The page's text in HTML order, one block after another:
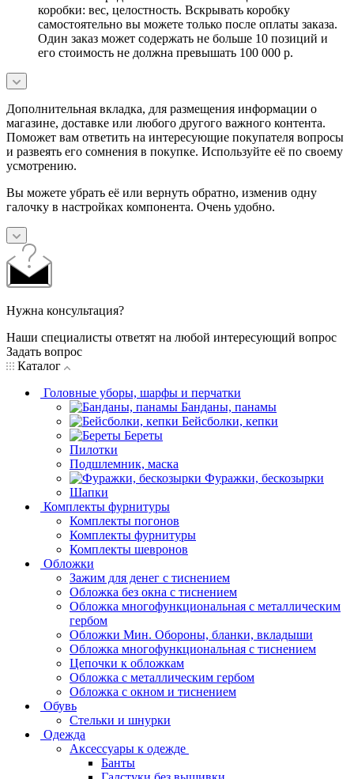
коробки: вес, целостность. Вскрывать коробку
самостоятельно вы можете только после оплаты заказа.
Один заказ может содержать не больше 10 позиций и
его стоимость не должна превышать 100 000 р.
Дополнительная вкладка, для размещения информации о
магазине, доставке или любого другого важного контента.
Поможет вам ответить на интересующие покупателя вопросы
и развеять его сомнения в покупке. Используйте её по своему
усмотрению.
Вы можете убрать её или вернуть обратно, изменив одну
галочку в настройках компонента. Очень удобно.
Нужна консультация?
Наши специалисты ответят на любой интересующий вопрос
Задать вопрос
Каталог
Головные уборы, шарфы и перчатки
Банданы, панамы
Бейсболки, кепки
Береты
Пилотки
Подшлемник, маска
Фуражки, бескозырки
Шапки
Комплекты фурнитуры
Комплекты погонов
Комплекты фурнитуры
Комплекты шевронов
Обложки
Зажим для денег с тиснением
Обложка без окна с тиснением
Обложка многофункциональная с металлическим
гербом
Обложки Мин. Обороны, бланки, вкладыши
Обложка многофункциональная с тиснением
Цепочки к обложкам
Обложка с металлическим гербом
Обложка с окном и тиснением
Обувь
Стельки и шнурки
Одежда
Аксессуары к одежде
Банты